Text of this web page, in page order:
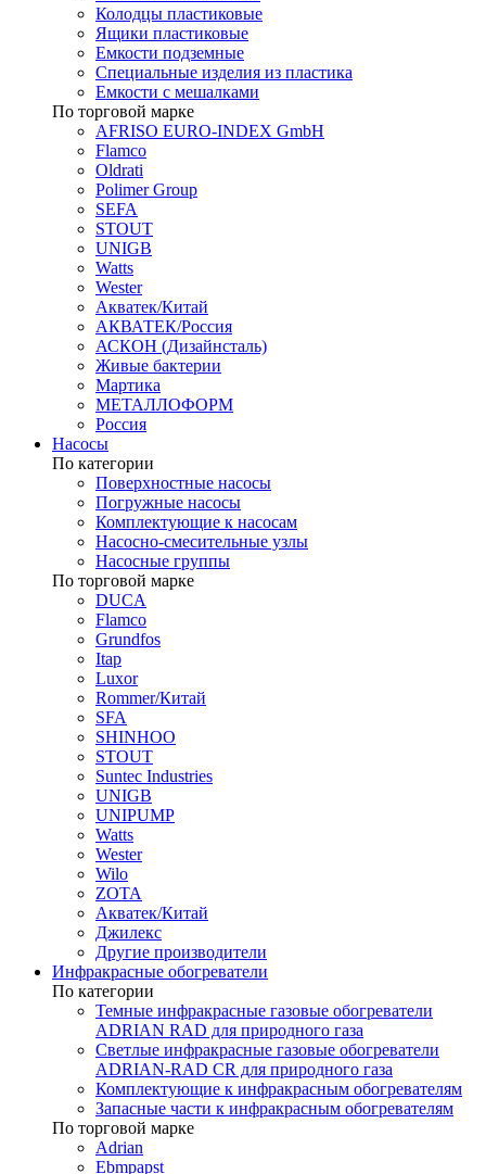
Колодцы пластиковые
Ящики пластиковые
Емкости подземные
Специальные изделия из пластика
Емкости с мешалками
По торговой марке
AFRISO EURO-INDEX GmbH
Flamco
Oldrati
Polimer Group
SEFA
STOUT
UNIGB
Watts
Wester
Акватек/Китай
АКВАТЕК/Россия
АСКОН (Дизайнсталь)
Живые бактерии
Мартика
МЕТАЛЛОФОРМ
Россия
Насосы
По категории
Поверхностные насосы
Погружные насосы
Комплектующие к насосам
Насосно-смесительные узлы
Насосные группы
По торговой марке
DUCA
Flamco
Grundfos
Itap
Luxor
Rommer/Китай
SFA
SHINHOO
STOUT
Suntec Industries
UNIGB
UNIPUMP
Watts
Wester
Wilo
ZOTA
Акватек/Китай
Джилекс
Другие производители
Инфракрасные обогреватели
По категории
Темные инфракрасные газовые обогреватели
ADRIAN RAD для природного газа
Светлые инфракрасные газовые обогреватели
ADRIAN-RAD CR для природного газа
Комплектующие к инфракрасным обогревателям
Запасные части к инфракрасным обогревателям
По торговой марке
Adrian
Ebmpapst